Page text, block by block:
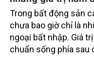
Compound thế hệ
những giá trị nằm
Trong bất động sản
chưa bao giờ chỉ là
ngoại bất nhập. Giá